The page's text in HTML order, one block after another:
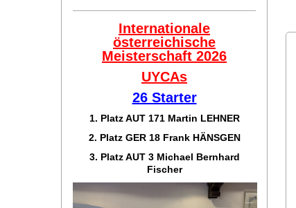
Internationale
österreichische
Meisterschaft 2026
UYCAs
26 Starter
1. Platz AUT 171 Martin LEHNER
2. Platz GER 18 Frank HÄNSGEN
3. Platz AUT 3 Michael Bernhard
Fischer